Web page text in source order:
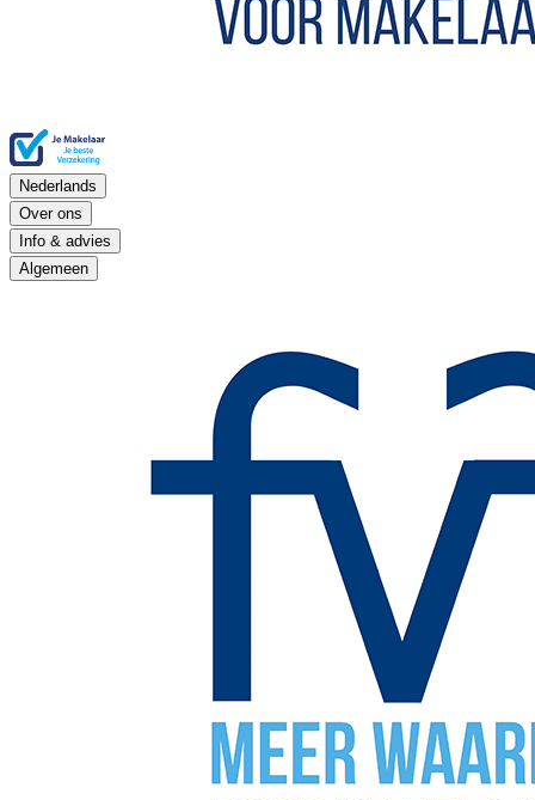
Nederlands
Over ons
Info & advies
Algemeen